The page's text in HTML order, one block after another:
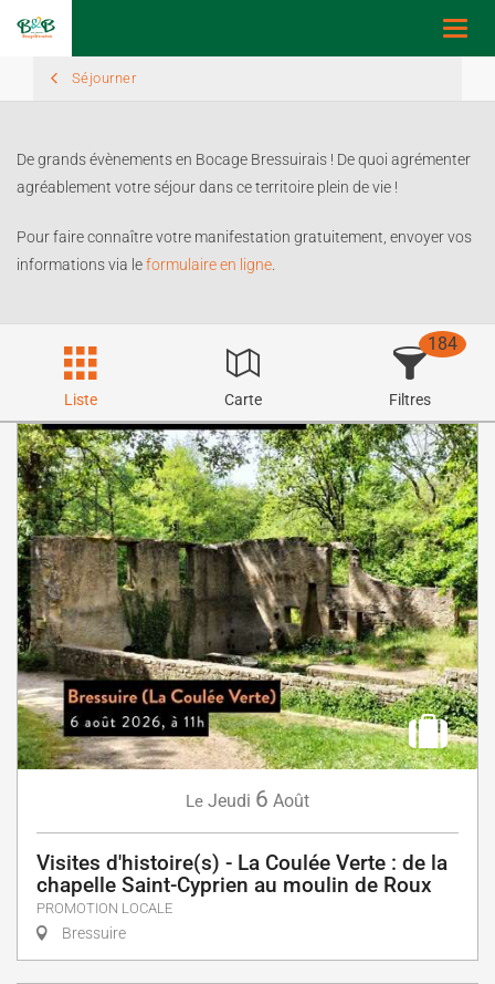
Séjourner
De grands évènements en Bocage Bressuirais ! De quoi agrémenter
agréablement votre séjour dans ce territoire plein de vie !
Pour faire connaître votre manifestation gratuitement, envoyer vos
informations via leformulaire en ligne
Liste Carte Filtres
184
Le Jeudi 6 Août
Visites d'histoire(s) - La Coulée Verte : de la
chapelle Saint-Cyprien au moulin de Roux
PROMOTION LOCALE
Bressuire